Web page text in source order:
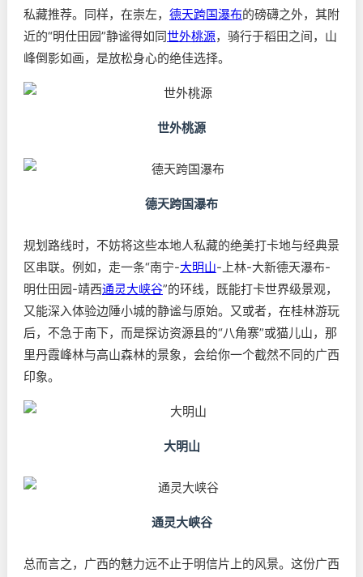
私藏推荐。同样，在崇左， 德天跨国瀑布的磅礴之外，其附
近的“明仕田园”静谧得如同世外桃源，骑行于稻田之间，山
峰倒影如画，是放松身心的绝佳选择。
世外桃源
德天跨国瀑布
规划路线时，不妨将这些本地人私藏的绝美打卡地与经典景
区串联。例如，走一条“南宁-大明山-上林-大新德天瀑布-
明仕田园-靖西通灵大峡谷”的环线，既能打卡世界级景观，
又能深入体验边陲小城的静谧与原始。又或者，在桂林游玩
后，不急于南下，而是探访资源县的“八角寨”或猫儿山，那
里丹霞峰林与高山森林的景象，会给你一个截然不同的广西
印象。
大明山
通灵大峡谷
总而言之，广西的魅力远不止于明信片上的风景。这份广西